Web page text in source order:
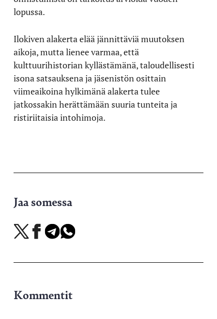
lopussa.
Ilokiven alakerta elää jännittäviä muutoksen
aikoja, mutta lienee varmaa, että
kulttuurihistorian kyllästämänä, taloudellisesti
isona satsauksena ja jäsenistön osittain
viimeaikoina hylkimänä alakerta tulee
jatkossakin herättämään suuria tunteita ja
ristiriitaisia intohimoja.
Jaa somessa
Jaa
X-
Jaa
Facebookissa
Jaa
Telegramissa
Jaa
WhatsAppissa
Kommentit